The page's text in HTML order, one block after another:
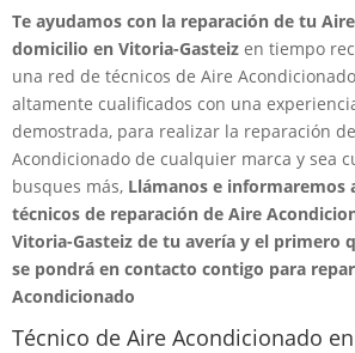
Te ayudamos con la reparación de tu
domicilio en Vitoria-Gasteiz en tiempo
una red de técnicos de Aire
altamente cualificados con una
demostrada, para realizar la reparación
Acondicionado de cualquier marca y sea
busques más, Llámanos e informaremos
técnicos de reparación de Aire
Vitoria-Gasteiz de tu avería y el primero
se pondrá en contacto contigo para
Acondicionado
Técnico de Aire Acondicionado